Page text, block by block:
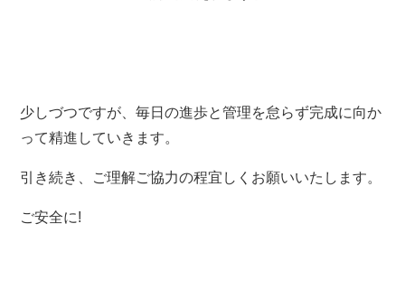
少しづつですが、毎日の進歩と管理を怠らず完成に向か
って精進していきます。
引き続き、ご理解ご協力の程宜しくお願いいたします。
ご安全に!